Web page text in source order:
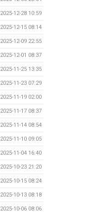
2025-12-28 10:59
2025-12-15 08:14
2025-12-09 22:55
2025-12-01 08:37
2025-11-25 13:35
2025-11-23 07:29
2025-11-19 02:00
2025-11-17 08:37
2025-11-14 08:54
2025-11-10 09:05
2025-11-04 16:40
2025-10-23 21:20
2025-10-15 08:24
2025-10-13 08:18
2025-10-06 08:06